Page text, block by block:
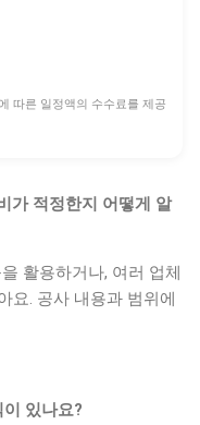
따른 일정액의 수수료를 제공
가 적정한지 어떻게 알
활용하거나, 여러 업체
요. 공사 내용과 범위에
있나요?